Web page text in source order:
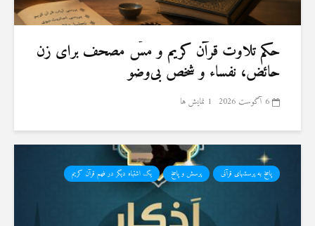
حكم تلاوت قرآن كريم و مسّ مصحف برای زن
حائض، نفساء و شخص بی‌وضو
6 آگوست 2026 1 نمایش ها
پاسخ به پرسشهای قرآنی پرسش و پاسخ یک اشتباه دیگر در فهم قرآن کریم